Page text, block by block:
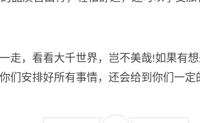
走，看看大千世界，岂不美哉!如果有
们安排好所有事情，还会给到你们一定